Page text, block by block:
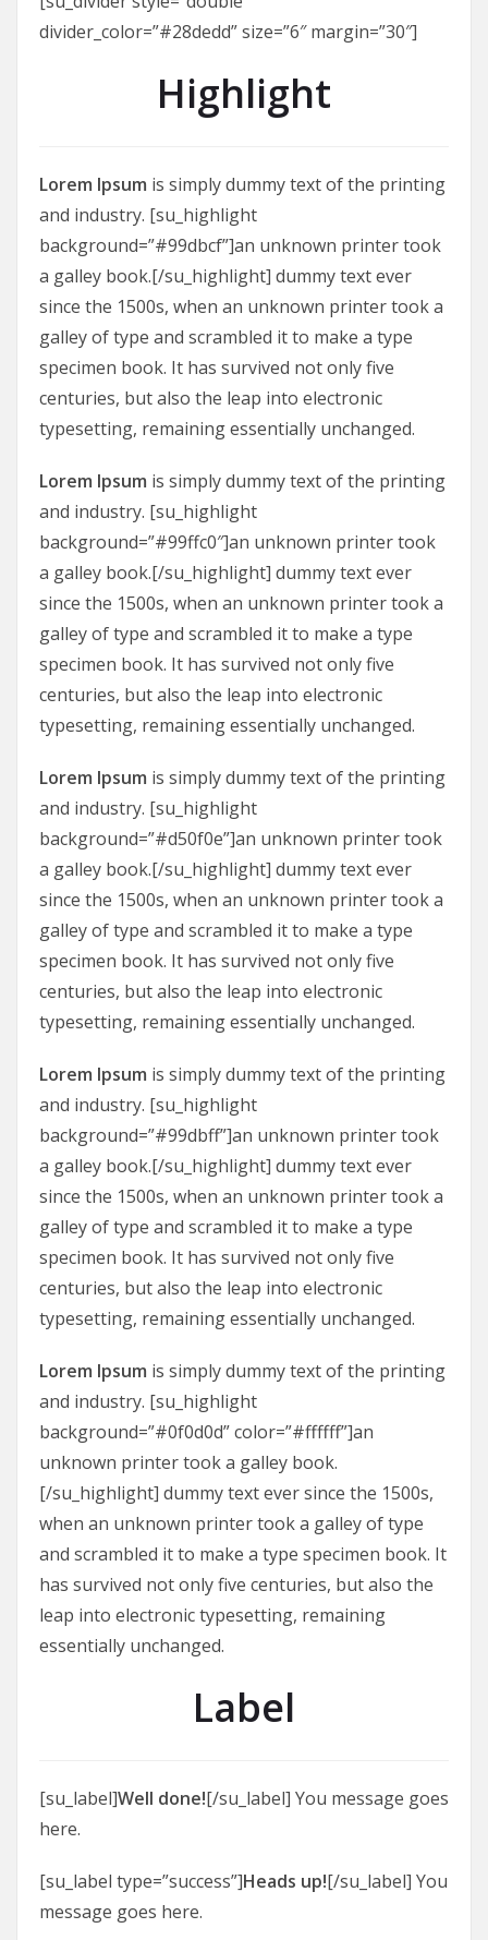
divider_color=”#28dedd” size=”6″ margin=”30″]
Highlight
Lorem Ipsum is simply dummy text of the printing
and industry. [su_highlight
background=”#99dbcf”]an unknown printer took
a galley book.[/su_highlight] dummy text ever
since the 1500s, when an unknown printer took a
galley of type and scrambled it to make a type
specimen book. It has survived not only five
centuries, but also the leap into electronic
typesetting, remaining essentially unchanged.
Lorem Ipsum is simply dummy text of the printing
and industry. [su_highlight
background=”#99ffc0″]an unknown printer took
a galley book.[/su_highlight] dummy text ever
since the 1500s, when an unknown printer took a
galley of type and scrambled it to make a type
specimen book. It has survived not only five
centuries, but also the leap into electronic
typesetting, remaining essentially unchanged.
Lorem Ipsum is simply dummy text of the printing
and industry. [su_highlight
background=”#d50f0e”]an unknown printer took
a galley book.[/su_highlight] dummy text ever
since the 1500s, when an unknown printer took a
galley of type and scrambled it to make a type
specimen book. It has survived not only five
centuries, but also the leap into electronic
typesetting, remaining essentially unchanged.
Lorem Ipsum is simply dummy text of the printing
and industry. [su_highlight
background=”#99dbff”]an unknown printer took
a galley book.[/su_highlight] dummy text ever
since the 1500s, when an unknown printer took a
galley of type and scrambled it to make a type
specimen book. It has survived not only five
centuries, but also the leap into electronic
typesetting, remaining essentially unchanged.
Lorem Ipsum is simply dummy text of the printing
and industry. [su_highlight
background=”#0f0d0d” color=”#ffffff”]an
unknown printer took a galley book.
[/su_highlight] dummy text ever since the 1500s,
when an unknown printer took a galley of type
and scrambled it to make a type specimen book. It
has survived not only five centuries, but also the
leap into electronic typesetting, remaining
essentially unchanged.
Label
[su_label]Well done![/su_label] You message goes
here.
[su_label type=”success”]Heads up![/su_label] You
message goes here.